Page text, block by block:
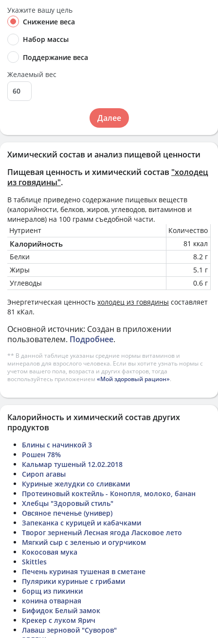
Химический состав и анализ пищевой ценности
Пищевая ценность и химический состав "холодец
из говядины".
В таблице приведено содержание пищевых веществ
(калорийности, белков, жиров, углеводов, витаминов и
минералов) на 100 грамм съедобной части.
Нутриент
Количество
Калорийность
81 ккал
Белки
8.2 г
Жиры
5.1 г
Углеводы
0.6 г
Энергетическая ценность холодец из говядины составляет
81 кКал.
Основной источник: Создан в приложении
пользователем. Подробнее.
** В данной таблице указаны средние нормы витаминов и
минералов для взрослого человека. Если вы хотите узнать нормы с
учетом вашего пола, возраста и других факторов, тогда
воспользуйтесь приложением «Мой здоровый рацион».
Укажите вашу цель
Снижение веса
Набор массы
Поддержание веса
Желаемый вес
Далее
Калорийность и химический состав других
продуктов
Блины с начинкой 3
Рошен 78%
Кальмар тушеный 12.02.2018
Сироп агавы
Куриные желудки со сливками
Протеиновый коктейль - Конопля, молоко, банан
Хлебцы "Здоровый стиль"
Овсяное печенье (универ)
Запеканка с курицей и кабачками
Творог зерненый Лесная ягода Ласковое лето
Мягкий сыр с зеленью и огурчиком
Кокосовая мука
Skittles
Печень куриная тушеная в сметане
Пулярики куриные с грибами
борщ из пикинки
конина отварная
Бифидок Белый замок
Крекер с луком Ярич
Лаваш зерновой "Суворов"